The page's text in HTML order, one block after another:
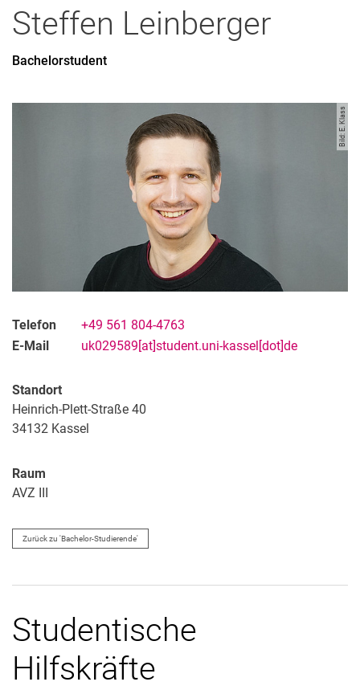
Steffen Leinberger
Bachelorstudent
Bild: E. Klass
Telefon
+49 561 804-4763
E-Mail
uk029589[at]student.uni-kassel[dot]de
Standort
Heinrich-Plett-Straße 40
34132 Kassel
Raum
AVZ III
Zurück zu 'Bachelor-Studierende'
Studentische
Hilfskräfte